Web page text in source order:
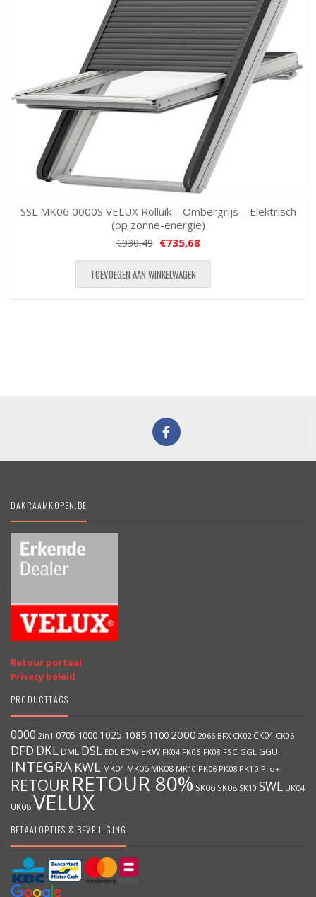
SSL MK06 0000S VELUX Rolluik – Ombergrijs – Elektrisch
(op zonne-energie)
€930,49 €735,68
TOEVOEGEN AAN WINKELWAGEN
DAKRAAMKOPEN.BE
Retour portaal
Privacy beleid
PRODUCTTAGS
0000 2in1 0705 1000 1025 1085 1100 2000 2066 BFX CK02 CK04 CK06
DFD DKL DML DSL EDL EDW EKW FK04 FK06 FK08 FSC GGL GGU
INTEGRA KWL MK04 MK06 MK08 MK10 PK06 PK08 PK10 Pro+
RETOUR RETOUR 80% SK06 SK08 SK10 SWL UK04
UK08VELUX
BETAALOPTIES & BEVEILIGING